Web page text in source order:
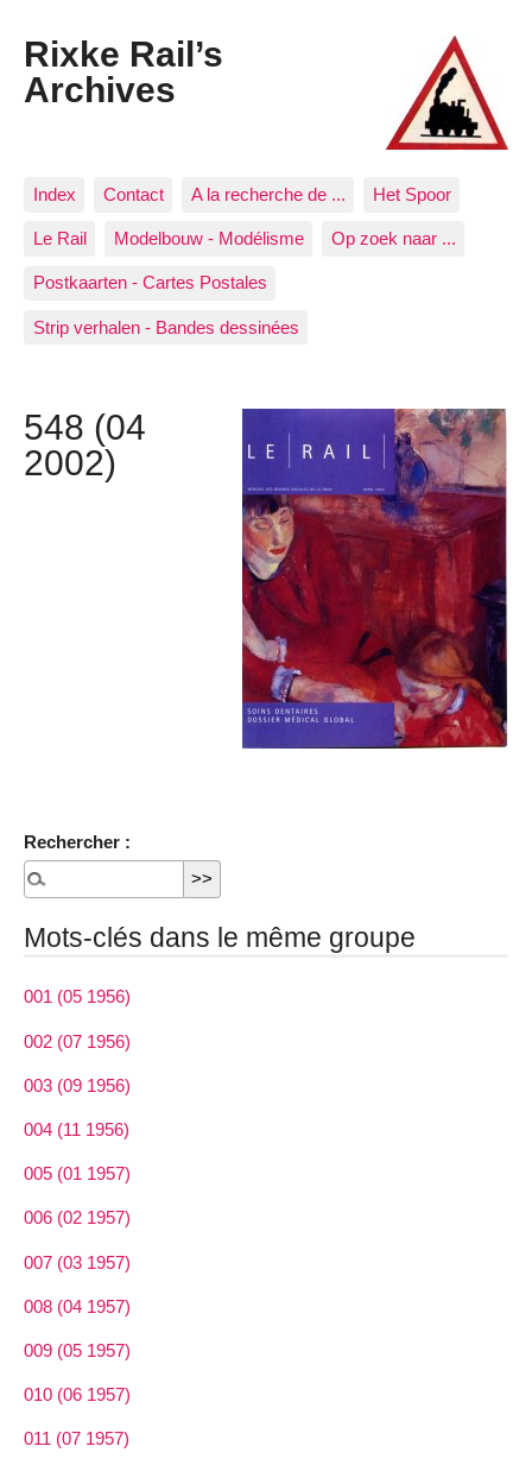
Rixke Rail’s
Archives
Index Contact A la recherche de ... Het Spoor
Le Rail Modelbouw - Modélisme Op zoek naar ...
Postkaarten - Cartes Postales
Strip verhalen - Bandes dessinées
548 (04
2002)
Rechercher :
Mots-clés dans le même groupe
001 (05 1956)
002 (07 1956)
003 (09 1956)
004 (11 1956)
005 (01 1957)
006 (02 1957)
007 (03 1957)
008 (04 1957)
009 (05 1957)
010 (06 1957)
011 (07 1957)